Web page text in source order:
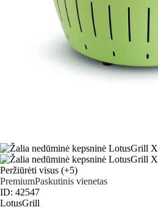
Peržiūrėti visus (+5)
PremiumPaskutinis vienetas
ID: 42547
LotusGrill